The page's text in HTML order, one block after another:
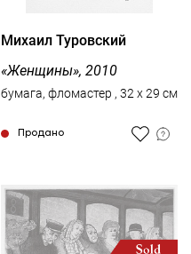
Михаил Туровский
«Женщины», 2010
бумага, фломастер , 32 x 29 см
Продано